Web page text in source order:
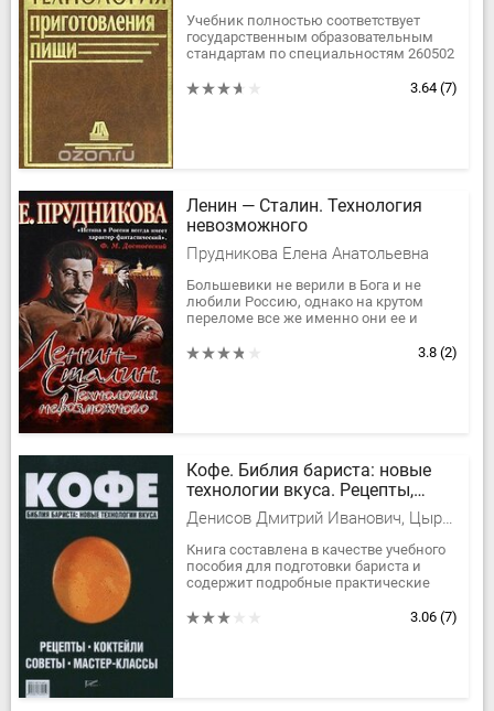
Учебник полностью соответствует
государственным образовательным
стандартам по специальностям 260502
примерной программы по
3.64 (7)
Ленин — Сталин. Технология
невозможного
Прудникова Елена Анатольевна
Большевики не верили в Бога и не
любили Россию, однако на крутом
переломе все же именно они ее и
верил и любил.
3.8 (2)
Кофе. Библия бариста: новые
технологии вкуса. Рецепты,
коктейли, советы, мастер-
классы
Денисов Дмитрий Иванович, Цыро Сергей Викторович
Книга составлена в качестве учебного
пособия для подготовки бариста и
содержит подробные практические
работе с кофе в барах и...
3.06 (7)